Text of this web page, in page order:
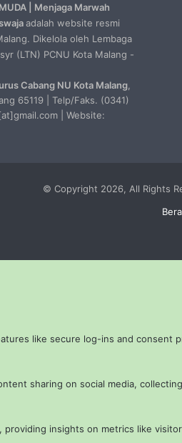
| Menjaga Marwah
adalah website resmi
Dikelola oleh Lembaga
(LTN) PCNU Kota Malang -
Cabang NU Kota Malang
65119 | Telp/Faks. (0341)
| Website:
© Copyright 2026, All Rights
like secure log-ins and consent
sharing on social media,
providing insights on metrics like